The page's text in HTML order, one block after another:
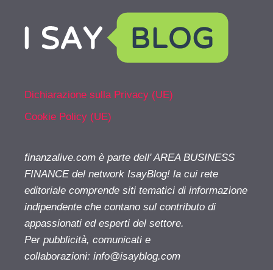
Dichiarazione sulla Privacy (UE)
Cookie Policy (UE)
finanzalive.com è parte dell' AREA BUSINESS
FINANCE del network IsayBlog! la cui rete
editoriale comprende siti tematici di informazione
indipendente che contano sul contributo di
appassionati ed esperti del settore.
Per pubblicità, comunicati e
collaborazioni: info@isayblog.com